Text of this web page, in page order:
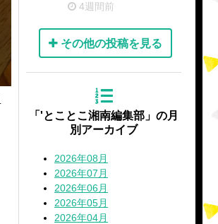
4週間前
その他の投稿を見る
「'とことこ湘南編集部」の月
別アーカイブ
2026年08月
2026年07月
2026年06月
2026年05月
2026年04月